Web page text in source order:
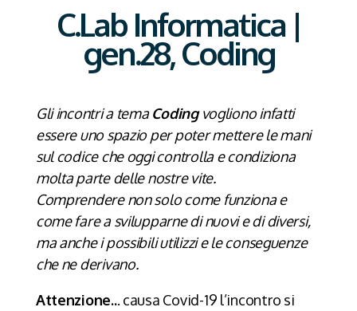
C.Lab Informatica |
gen.28, Coding
Gli incontri a temaCodingvogliono infatti
essere uno spazio per poter mettere le mani
sul codice che oggi controlla e condiziona
molta parte delle nostre vite.
Comprendere non solo come funziona e
come fare a svilupparne di nuovi e di diversi,
ma anche i possibili utilizzi e le conseguenze
che ne derivano.
Attenzione... causa Covid-19 l’incontro si